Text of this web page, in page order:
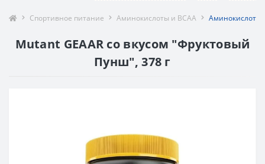
Спортивное питание Аминокислоты и BCAA
Mutant GEAAR со вкусом "Фруктовый
Пунш", 378 г